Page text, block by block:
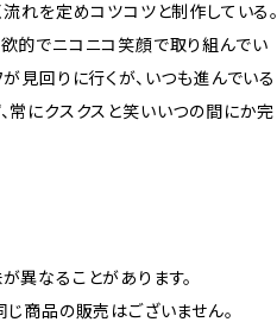
流れを定めコツコツと制作している。
的でニコニコ笑顔で取り組んでい
が見回りに行くが、いつも進んでいる
常にクスクスと笑いいつの間にか完
異なることがあります。
じ商品の販売はございません。